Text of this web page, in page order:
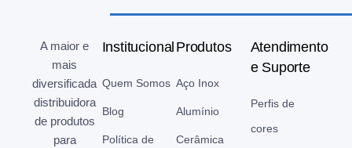
A maior e
mais
diversificada
distribuidora
de produtos
para
Institucional
Quem Somos
Blog
Política de
Produtos
Aço Inox
Alumínio
Cerâmica
Atendimento
e Suporte
Perfis de
cores